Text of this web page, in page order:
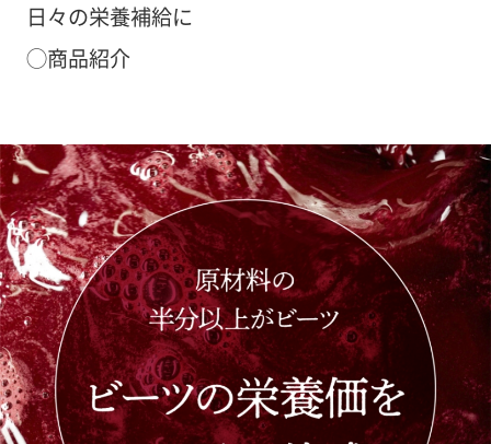
日々の栄養補給に
◯商品紹介